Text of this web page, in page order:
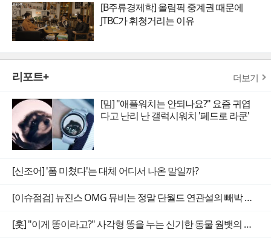
[B주류경제학] 올림픽 중계권 때문에
JTBC가 휘청거리는 이유
리포트+ 더보기
[밈] "애플워치는 안되나요?" 요즘 귀엽
다고 난리 난 갤럭시워치 '페드로 라쿤'
[신조어] '폼 미쳤다'는 대체 어디서 나온 말일까?
[이슈점검] 뉴진스 OMG 뮤비는 정말 단월드 연관설의 빼박 증거일까
[훗] "이게 똥이라고?" 사각형 똥을 누는 신기한 동물 웜뱃의 비밀